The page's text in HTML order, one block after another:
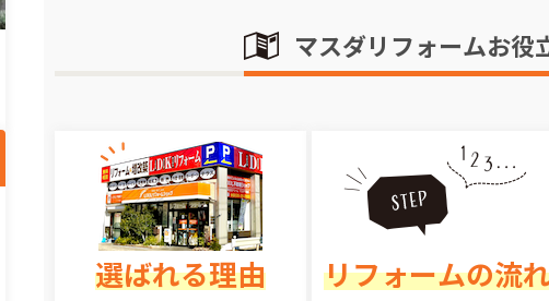
マスダリフォームお役
選ばれる理由 リフォームの流